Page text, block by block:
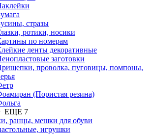
стразы
ротики, носики
по номерам
ленты декоративные
заготовки
проволка, пуговицы, помпоны,
(Пористая резина)
ЕЩЕ 7
ранцы, мешки для обуви
игрушки